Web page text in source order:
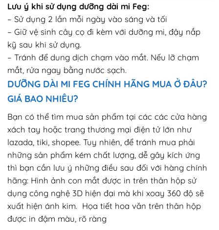
Lưu ý khi sử dụng dưỡng dài mi Feg:
– Sử dụng 2 lần mỗi ngày vào sáng và tối
– Giữ vệ sinh cây cọ đi kèm với dưỡng mi, đậy nắp
kỹ sau khi sử dụng.
– Tránh để dung dịch chạm vào mắt. Nếu lỡ chạm
mắt, rửa ngay bằng nước sạch.
DƯỠNG DÀI MI FEG CHÍNH HÃNG MUA Ở ĐÂU?
GIÁ BAO NHIÊU?
Bạn có thể tìm mua sản phẩm tại các các cửa hàng
xách tay hoặc trang thương mại điện tử lớn như
lazada, tiki, shopee. Tuy nhiên, để tránh mua phải
những sản phẩm kém chất lượng, dễ gây kích ứng
thì bạn cần lưu ý những điều sau đối với hàng chính
hãng: Hình ảnh con mắt được in trên thân hộp sử
dụng công nghệ 3D hiện đại mà khi xoay 360 độ sẽ
xuất hiện ánh kim. Họa tiết hoa văn trên thân hộp
được in đậm màu, rõ ràng